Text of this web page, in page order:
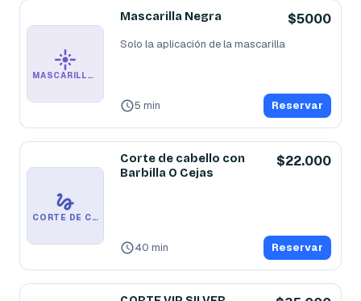
MASCARILLA NEGRA
Mascarilla Negra $5000
5 min Reservar
CORTE DE CABELLO CON BARBILLA O CEJAS
Corte de cabello con
Barbilla O Cejas
$22.000
40 min Reservar